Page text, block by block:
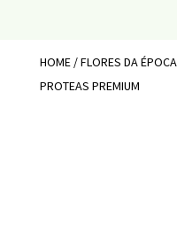
HOME/FLORES DA ÉPOCA
PROTEAS PREMIUM